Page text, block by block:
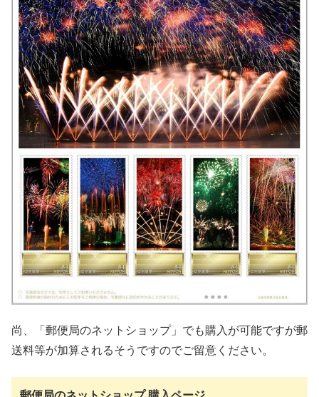
尚、「郵便局のネットショップ」でも購入が可能ですが郵
送料等が加算されるそうですのでご留意ください。